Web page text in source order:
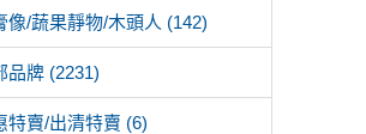
像/蔬果靜物/木頭人 (142)
品牌 (2231)
特賣/出清特賣 (6)